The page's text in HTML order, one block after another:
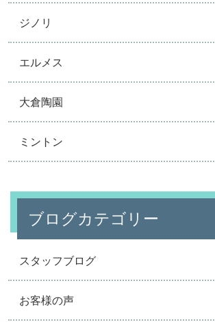
ジノリ
エルメス
大倉陶園
ミントン
ブログカテゴリー
スタッフブログ
お客様の声